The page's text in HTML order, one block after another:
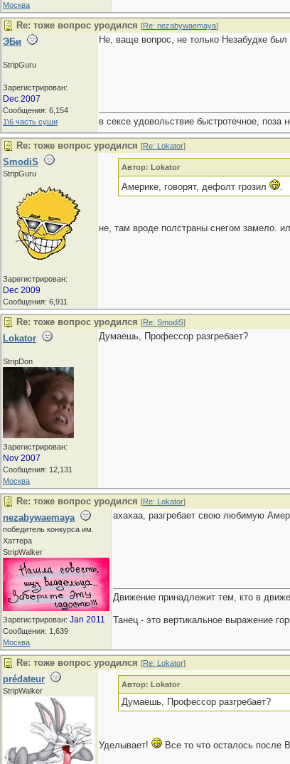
Москва
Re: тоже вопрос уродился [Re: nezabywaemaya]
ЭБи
StripGuru
Зарегистрирован:
Dec 2007
Сообщения: 6,154
1\6 часть суши
Не, ваще вопрос, не только Незабудке
в сексе удовольствие быстротечное, поза
Re: тоже вопрос уродился [Re: Lokator]
SmodiS
StripGuru
Зарегистрирован:
Dec 2009
Сообщения: 6,911
Автор: Lokator
Америке, говорят, дефолт грозил .
не, там вроде полстраны снегом замело.
Re: тоже вопрос уродился [Re: SmodiS]
Lokator
StripDon
Зарегистрирован:
Nov 2007
Сообщения: 12,131
Москва
Думаешь, Профессор разгребает?
Re: тоже вопрос уродился [Re: Lokator]
nezabywaemaya
победитель конкурса им.
Хаттера
StripWalker
Зарегистрирован: Jan 2011
Сообщения: 1,639
Москва
ахахаа, разгребает свою любимую
Движение принадлежит тем, кто в
Танец - это вертикальное выражение
Re: тоже вопрос уродился [Re: Lokator]
prédateur
StripWalker
Автор: Lokator
Думаешь, Профессор разгребает?
Уделывает! Все то что осталось после